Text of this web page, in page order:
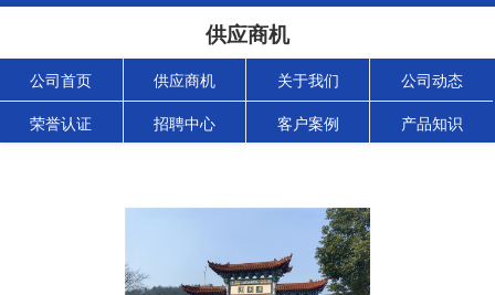
供应商机
公司首页 供应商机 关于我们 公司动态
荣誉认证 招聘中心 客户案例 产品知识